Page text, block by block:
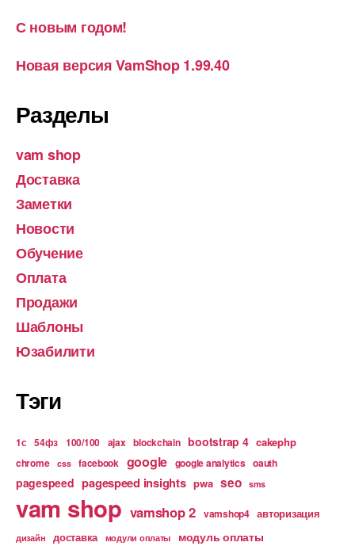
С новым годом!
Новая версия VamShop 1.99.40
Разделы
vam shop
Доставка
Заметки
Новости
Обучение
Оплата
Продажи
Шаблоны
Юзабилити
Тэги
1с 54фз 100/100 ajax blockchain bootstrap 4 cakephp
chrome css facebook google google analytics oauth
pagespeed pagespeed insights pwa seo sms
vam shop vamshop 2 vamshop4 авторизация
дизайн доставка модули оплаты модуль оплаты